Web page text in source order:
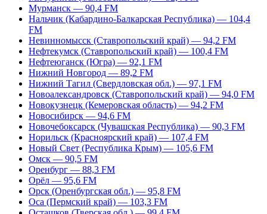
Мурманск — 90,4 FM
Нальчик (Кабардино-Балкарская Республика) — 104,4
FM
Невинномысск (Ставропольский край) — 94,2 FM
Нефтекумск (Ставропольский край) — 100,4 FM
Нефтеюганск (Югра) — 92,1 FM
Нижний Новгород — 89,2 FM
Нижний Тагил (Свердловская обл.) — 97,1 FM
Новоалександровск (Ставропольский край) — 94,0 FM
Новокузнецк (Кемеровская область) — 94,2 FM
Новосибирск — 94,6 FM
Новочебоксарск (Чувашская Республика) — 90,3 FM
Норильск (Красноярский край) — 107,4 FM
Новый Свет (Республика Крым) — 105,6 FM
Омск — 90,5 FM
Оренбург — 88,3 FM
Орёл — 95,6 FM
Орск (Оренбургская обл.) — 95,8 FM
Оса (Пермский край) — 103,3 FM